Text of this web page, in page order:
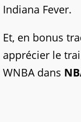
Indiana Fever.
Et, en bonus
apprécier le
WNBA dans